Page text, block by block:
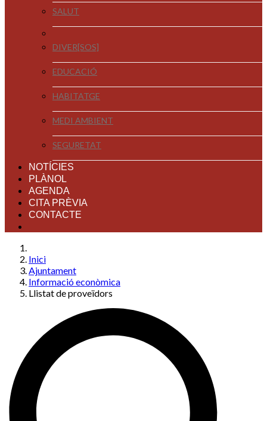
SALUT
DIVER[SOS]
EDUCACIÓ
HABITATGE
MEDI AMBIENT
SEGURETAT
NOTÍCIES
PLÀNOL
AGENDA
CITA PRÈVIA
CONTACTE
Inici
Ajuntament
Informació econòmica
Llistat de proveïdors